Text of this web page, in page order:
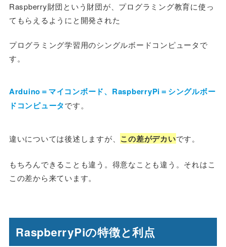
Raspberry財団という財団が、プログラミング教育に使っ
てもらえるようにと開発された
プログラミング学習用のシングルボードコンピュータで
す。
Arduino＝マイコンボード、RaspberryPi＝シングルボー
ドコンピュータです。
違いについては後述しますが、 この差がデカいです。
もちろんできることも違う。得意なことも違う。それはこ
この差から来ています。
RaspberryPiの特徴と利点